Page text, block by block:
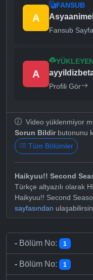
A
FANSUB
Fansub
A
Profili Gör
Video yüklenmiyor
Sorun Bildirbutonunu
Tüm Bölümler
Haikyuu!! Second
Türkçe altyazılı olarak
Haikyuu!! Second
sayfasından
- Bölüm No: 1
- Bölüm No: 1